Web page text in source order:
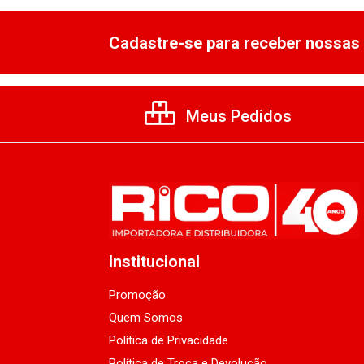
Cadastre-se para receber
Meus Pedidos
Institucional
Promoção
Quem Somos
Política de Privacidade